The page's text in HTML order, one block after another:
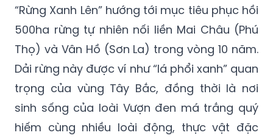
“Rừng Xanh Lên” hướng tới mục tiêu phục hồi
500ha rừng tự nhiên nối liền Mai Châu (Phú
Thọ) và Vân Hồ (Sơn La) trong vòng 10 năm.
Dải rừng này được ví như “lá phổi xanh” quan
trọng của vùng Tây Bắc, đồng thời là nơi
sinh sống của loài Vượn đen má trắng quý
hiếm cùng nhiều loài động, thực vật đặc